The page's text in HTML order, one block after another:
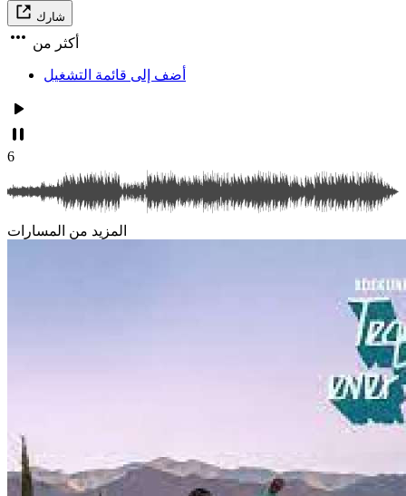
شارك
أكثر من
أضف إلى قائمة التشغيل
6
المزيد من المسارات